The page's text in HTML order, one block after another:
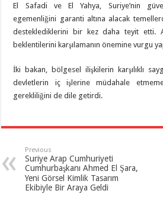
El Safadi ve El Yahya, Suriye’nin
egemenliğini garanti altına alacak
desteklediklerini bir kez daha teyit etti.
beklentilerini karşılamanın önemine vurgu
İki bakan, bölgesel ilişkilerin karşılıklı
devletlerin iç işlerine müdahale
gerekliliğini de dile getirdi.
Previous
Suriye Arap Cumhuriyeti
Cumhurbaşkanı Ahmed El Şara,
Yeni Görsel Kimlik Tasarım
Ekibiyle Bir Araya Geldi